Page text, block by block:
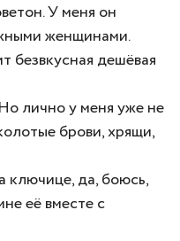
У меня он
женщинами.
безвкусная дешёвая
лично у меня уже не
брови, хрящи,
ключице, да, боюсь,
её вместе с